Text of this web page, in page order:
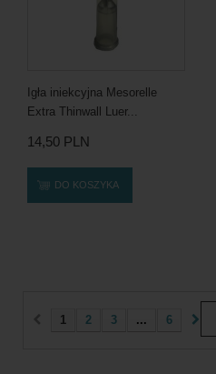
Igła iniekcyjna Mesorelle
Extra Thinwall Luer...
14,50 PLN
DO KOSZYKA
1 2 3 ... 6